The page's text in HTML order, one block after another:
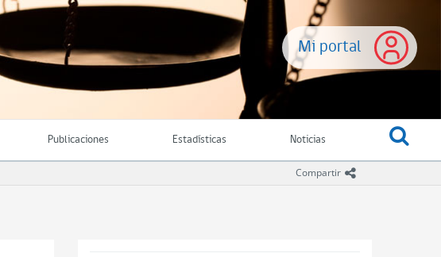
Mi portal
Publicaciones Estadísticas Noticias
Compartir icono compartir